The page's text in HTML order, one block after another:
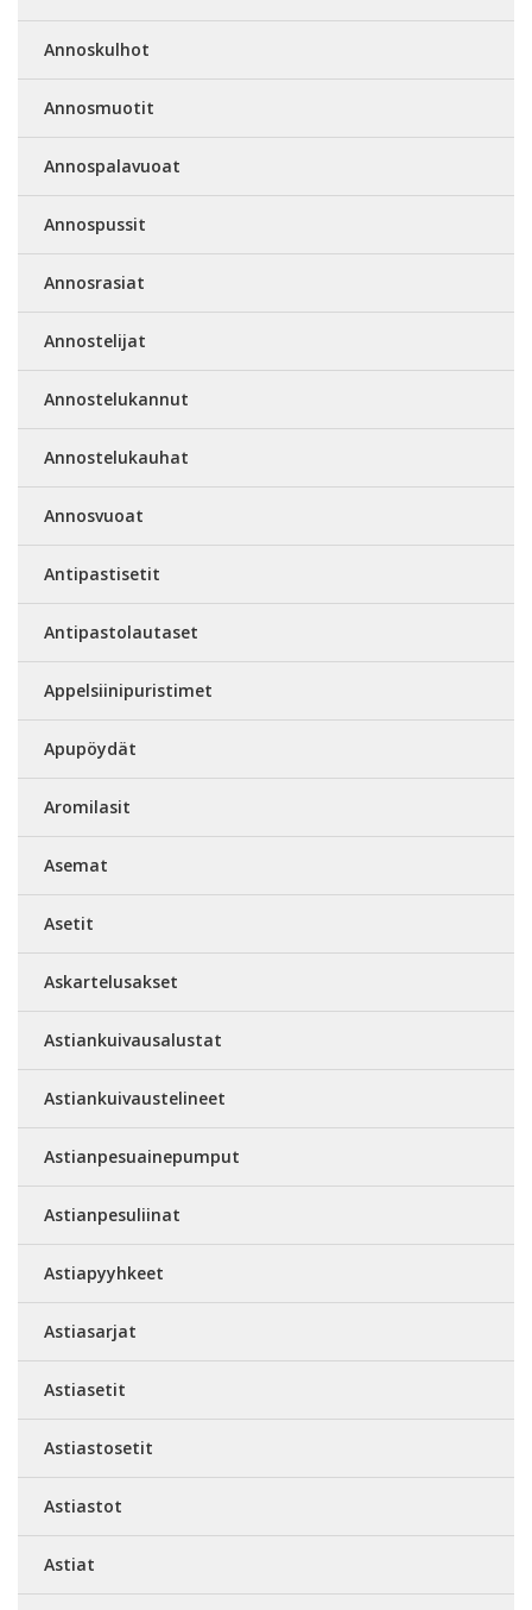
Annoskulhot
Annosmuotit
Annospalavuoat
Annospussit
Annosrasiat
Annostelijat
Annostelukannut
Annostelukauhat
Annosvuoat
Antipastisetit
Antipastolautaset
Appelsiinipuristimet
Apupöydät
Aromilasit
Asemat
Asetit
Askartelusakset
Astiankuivausalustat
Astiankuivaustelineet
Astianpesuainepumput
Astianpesuliinat
Astiapyyhkeet
Astiasarjat
Astiasetit
Astiastosetit
Astiastot
Astiat